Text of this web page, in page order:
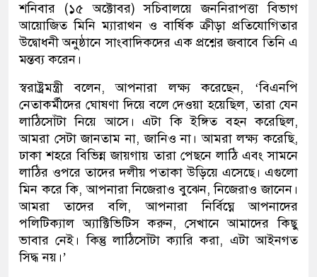
শনিবার (১৫ অক্টোবর) সচিবালয়ে জননিরাপত্তা বিভাগ
আয়োজিত মিনি ম্যারাথন ও বার্ষিক ক্রীড়া প্রতিযোগিতার
উদ্বোধনী অনুষ্ঠানে সাংবাদিকদের এক প্রশ্নের জবাবে তিনি এ
মন্তব্য করেন।
স্বরাষ্ট্রমন্ত্রী বলেন, আপনারা লক্ষ্য করেছেন, ‘বিএনপি
নেতাকর্মীদের ঘোষণা দিয়ে বলে দেওয়া হয়েছিল, তারা যেন
লাঠিসোঁটা নিয়ে আসে। এটা কি ইঙ্গিত বহন করেছিল,
আমরা সেটা জানতাম না, জানিও না। আমরা লক্ষ্য করেছি,
ঢাকা শহরে বিভিন্ন জায়গায় তারা পেছনে লাঠি এবং সামনে
লাঠির ওপরে তাদের দলীয় পতাকা উড়িয়ে এসেছে। এগুলো
মিন করে কি, আপনারা নিজেরাও বুঝেন, নিজেরাও জানেন।
আমরা তাদের বলি, আপনারা নির্বিঘ্নে আপনাদের
পলিটিক্যাল অ্যাক্টিভিটিস করুন, সেখানে আমাদের কিছু
ভাবার নেই। কিন্তু লাঠিসোঁটা ক্যারি করা, এটা আইনগত
সিদ্ধ নয়।’